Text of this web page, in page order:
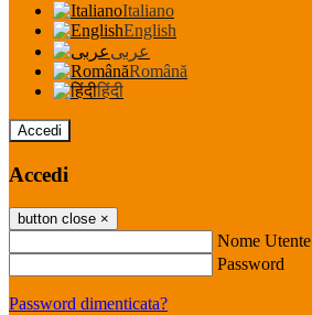
Italiano
English
عربى
Română
हिंदी
Accedi
Accedi
button close ×
Nome Utente
Password
Password dimenticata?